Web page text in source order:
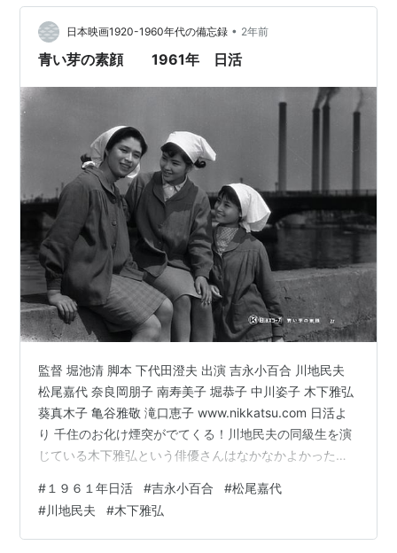
日本映画1920-1960年代の備忘録 • 2年前
青い芽の素顔 1961年 日活
監督 堀池清 脚本 下代田澄夫 出演 吉永小百合 川地民夫
松尾嘉代 奈良岡朋子 南寿美子 堀恭子 中川姿子 木下雅弘
葵真木子 亀谷雅敬 滝口恵子 www.nikkatsu.com 日活よ
り 千住のお化け煙突がでてくる！川地民夫の同級生を演
じている木下雅弘という俳優さんはなかなかよかった。
らわからず。 木下雅弘 お化け煙突のそばにある玩具工場
で働く山中みどり（吉永小百合）はひとりで映画を見に
行った時、財布をなくして入場できない大学生の高山誠
# １９６１年日活 #吉永小百合 #松尾嘉代
#川地民夫 #木下雅弘